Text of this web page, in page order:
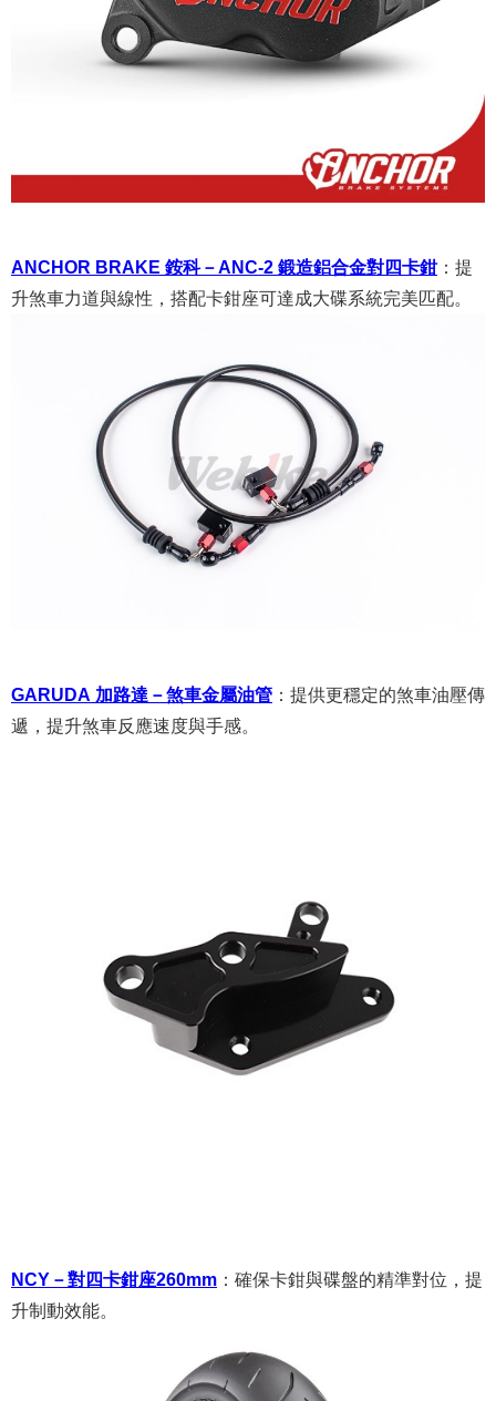
ANCHOR BRAKE 銨科－ANC-2 鍛造鋁合金對四卡鉗： 提
升煞車力道與線性，搭配卡鉗座可達成大碟系統完美匹配。
GARUDA 加路達－煞車金屬油管 ： 提供更穩定的煞車油壓傳
遞，提升煞車反應速度與手感。
NCY－對四卡鉗座260mm ： 確保卡鉗與碟盤的精準對位，提
升制動效能。